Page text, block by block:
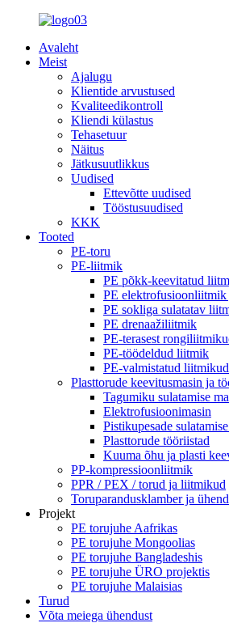
Avaleht
Meist
Ajalugu
Klientide arvustused
Kvaliteedikontroll
Kliendi külastus
Tehasetuur
Näitus
Jätkusuutlikkus
Uudised
Ettevõtte uudised
Tööstusuudised
KKK
Tooted
PE-toru
PE-liitmik
PE põkk-keevitatud
PE
PE sokliga sulatatav
PE drenaažiliitmik
PE-terasest
PE-töödeldud liitmik
PE-valmistatud liitmikud
Plasttorude keevitusmasin ja
Tagumiku sulatamise
Elektrofusioonimasin
Pistikupesade
Plasttorude tööriistad
Kuuma õhu ja plasti
PP-kompressioonliitmik
PPR / PEX / torud ja liitmikud
Toruparandusklamber ja
Projekt
PE torujuhe Aafrikas
PE torujuhe Mongoolias
PE torujuhe Bangladeshis
PE torujuhe ÜRO projektis
PE torujuhe Malaisias
Turud
Võta meiega ühendust